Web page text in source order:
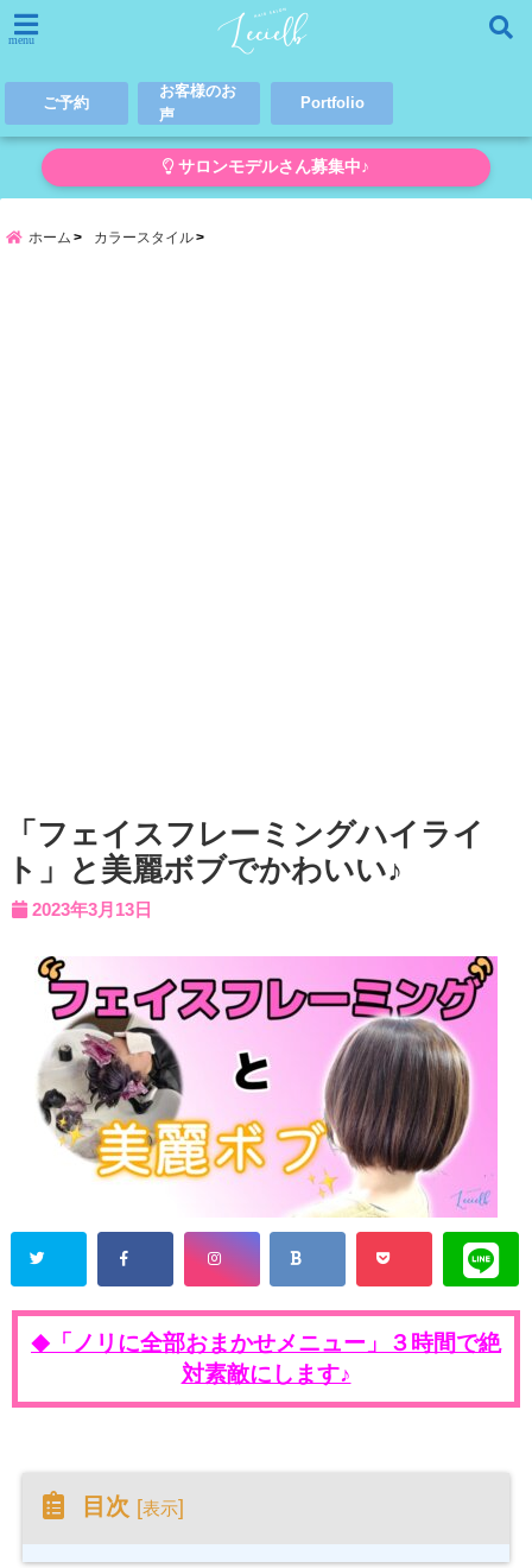
menu
ご予約
お客様のお
声
Portfolio
サロンモデルさん募集中♪
ホーム カラースタイル
「フェイスフレーミングハイライ
ト」と美麗ボブでかわいい♪
2023年3月13日
◆
「ノリに全部おまかせメニュー」３時間で絶
対素敵にします♪
目次 [表示]